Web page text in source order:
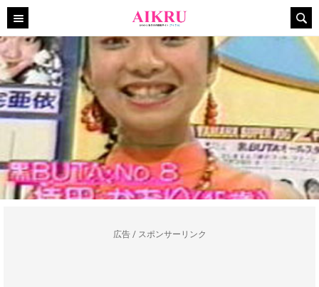
広告 / スポンサーリンク